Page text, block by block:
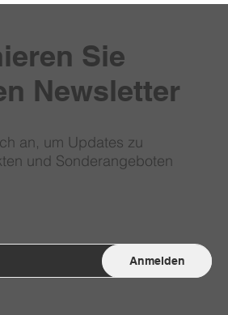
Sie
Newsletter
an, um Updates zu
und Sonderangeboten
Anmelden